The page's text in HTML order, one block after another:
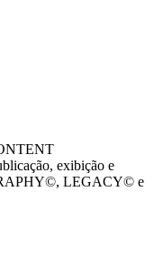
exibição e
LEGACY© e